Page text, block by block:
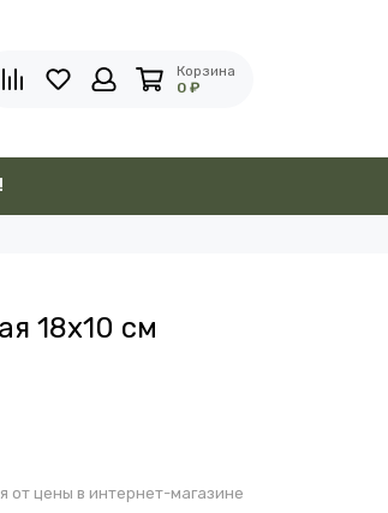
Корзина
0 ₽
18х10 см
от цены в интернет-магазине